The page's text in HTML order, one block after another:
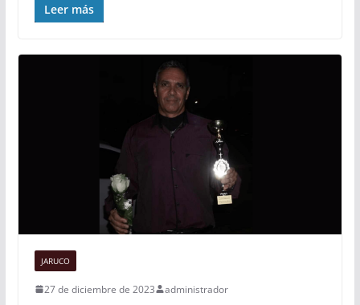
Leer más
JARUCO
27 de diciembre de 2023 administrador